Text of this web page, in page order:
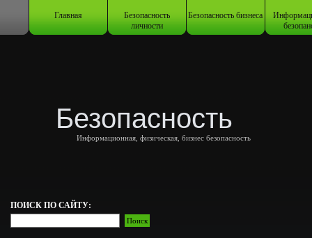
Главная Безопасность
личности
Безопасность бизнеса
Безопасность
Информационная, физическая, бизнес безопасность
ПОИСК ПО САЙТУ: